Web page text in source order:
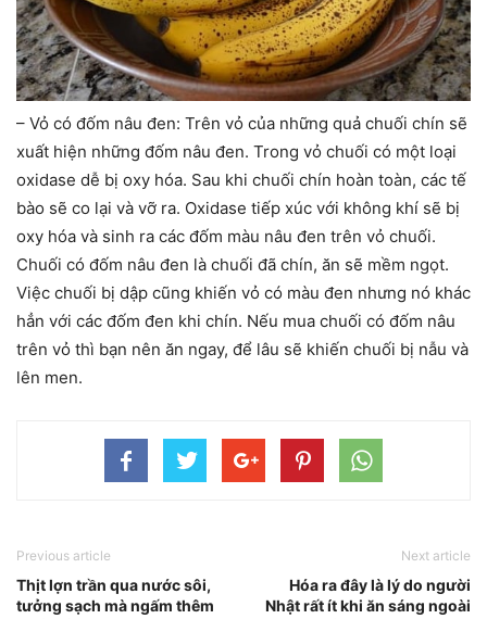
– Vỏ có đốm nâu đen: Trên vỏ của những quả chuối chín sẽ
xuất hiện những đốm nâu đen. Trong vỏ chuối có một loại
oxidase dễ bị oxy hóa. Sau khi chuối chín hoàn toàn, các tế
bào sẽ co lại và vỡ ra. Oxidase tiếp xúc với không khí sẽ bị
oxy hóa và sinh ra các đốm màu nâu đen trên vỏ chuối.
Chuối có đốm nâu đen là chuối đã chín, ăn sẽ mềm ngọt.
Việc chuối bị dập cũng khiến vỏ có màu đen nhưng nó khác
hẳn với các đốm đen khi chín. Nếu mua chuối có đốm nâu
trên vỏ thì bạn nên ăn ngay, để lâu sẽ khiến chuối bị nẫu và
lên men.
Previous article
Thịt lợn trần qua nước sôi,
tưởng sạch mà ngấm thêm
Next article
Hóa ra đây là lý do người
Nhật rất ít khi ăn sáng ngoài